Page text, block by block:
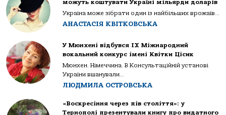
можуть коштувати Україні мільярди доларів
Україна може зібрати один із найбільших врожаїв...
АНАСТАСІЯ КВІТКОВСЬКА
У Мюнхені відбувся IX Міжнародний
вокальний конкурс імені Квітки Цісик
Мюнхен. Німеччина. В Консультаційній установі
України вшанували...
ЛЮДМИЛА ОСТРОВСЬКА
«Воскресіння через пів століття»: у
Тернополі презентували книгу про видатного